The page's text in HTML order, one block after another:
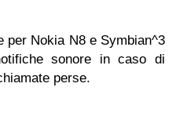
per Nokia N8 e Symbian^3
sonore in caso di
perse.